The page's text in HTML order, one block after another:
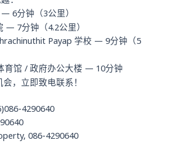
6分钟（3公里）
— 7分钟（4.2公里）
Payap 学校 — 9分钟（5
育馆 / 政府办公大楼 — 10分钟
，立即致电联系！
4290640
086-4290640